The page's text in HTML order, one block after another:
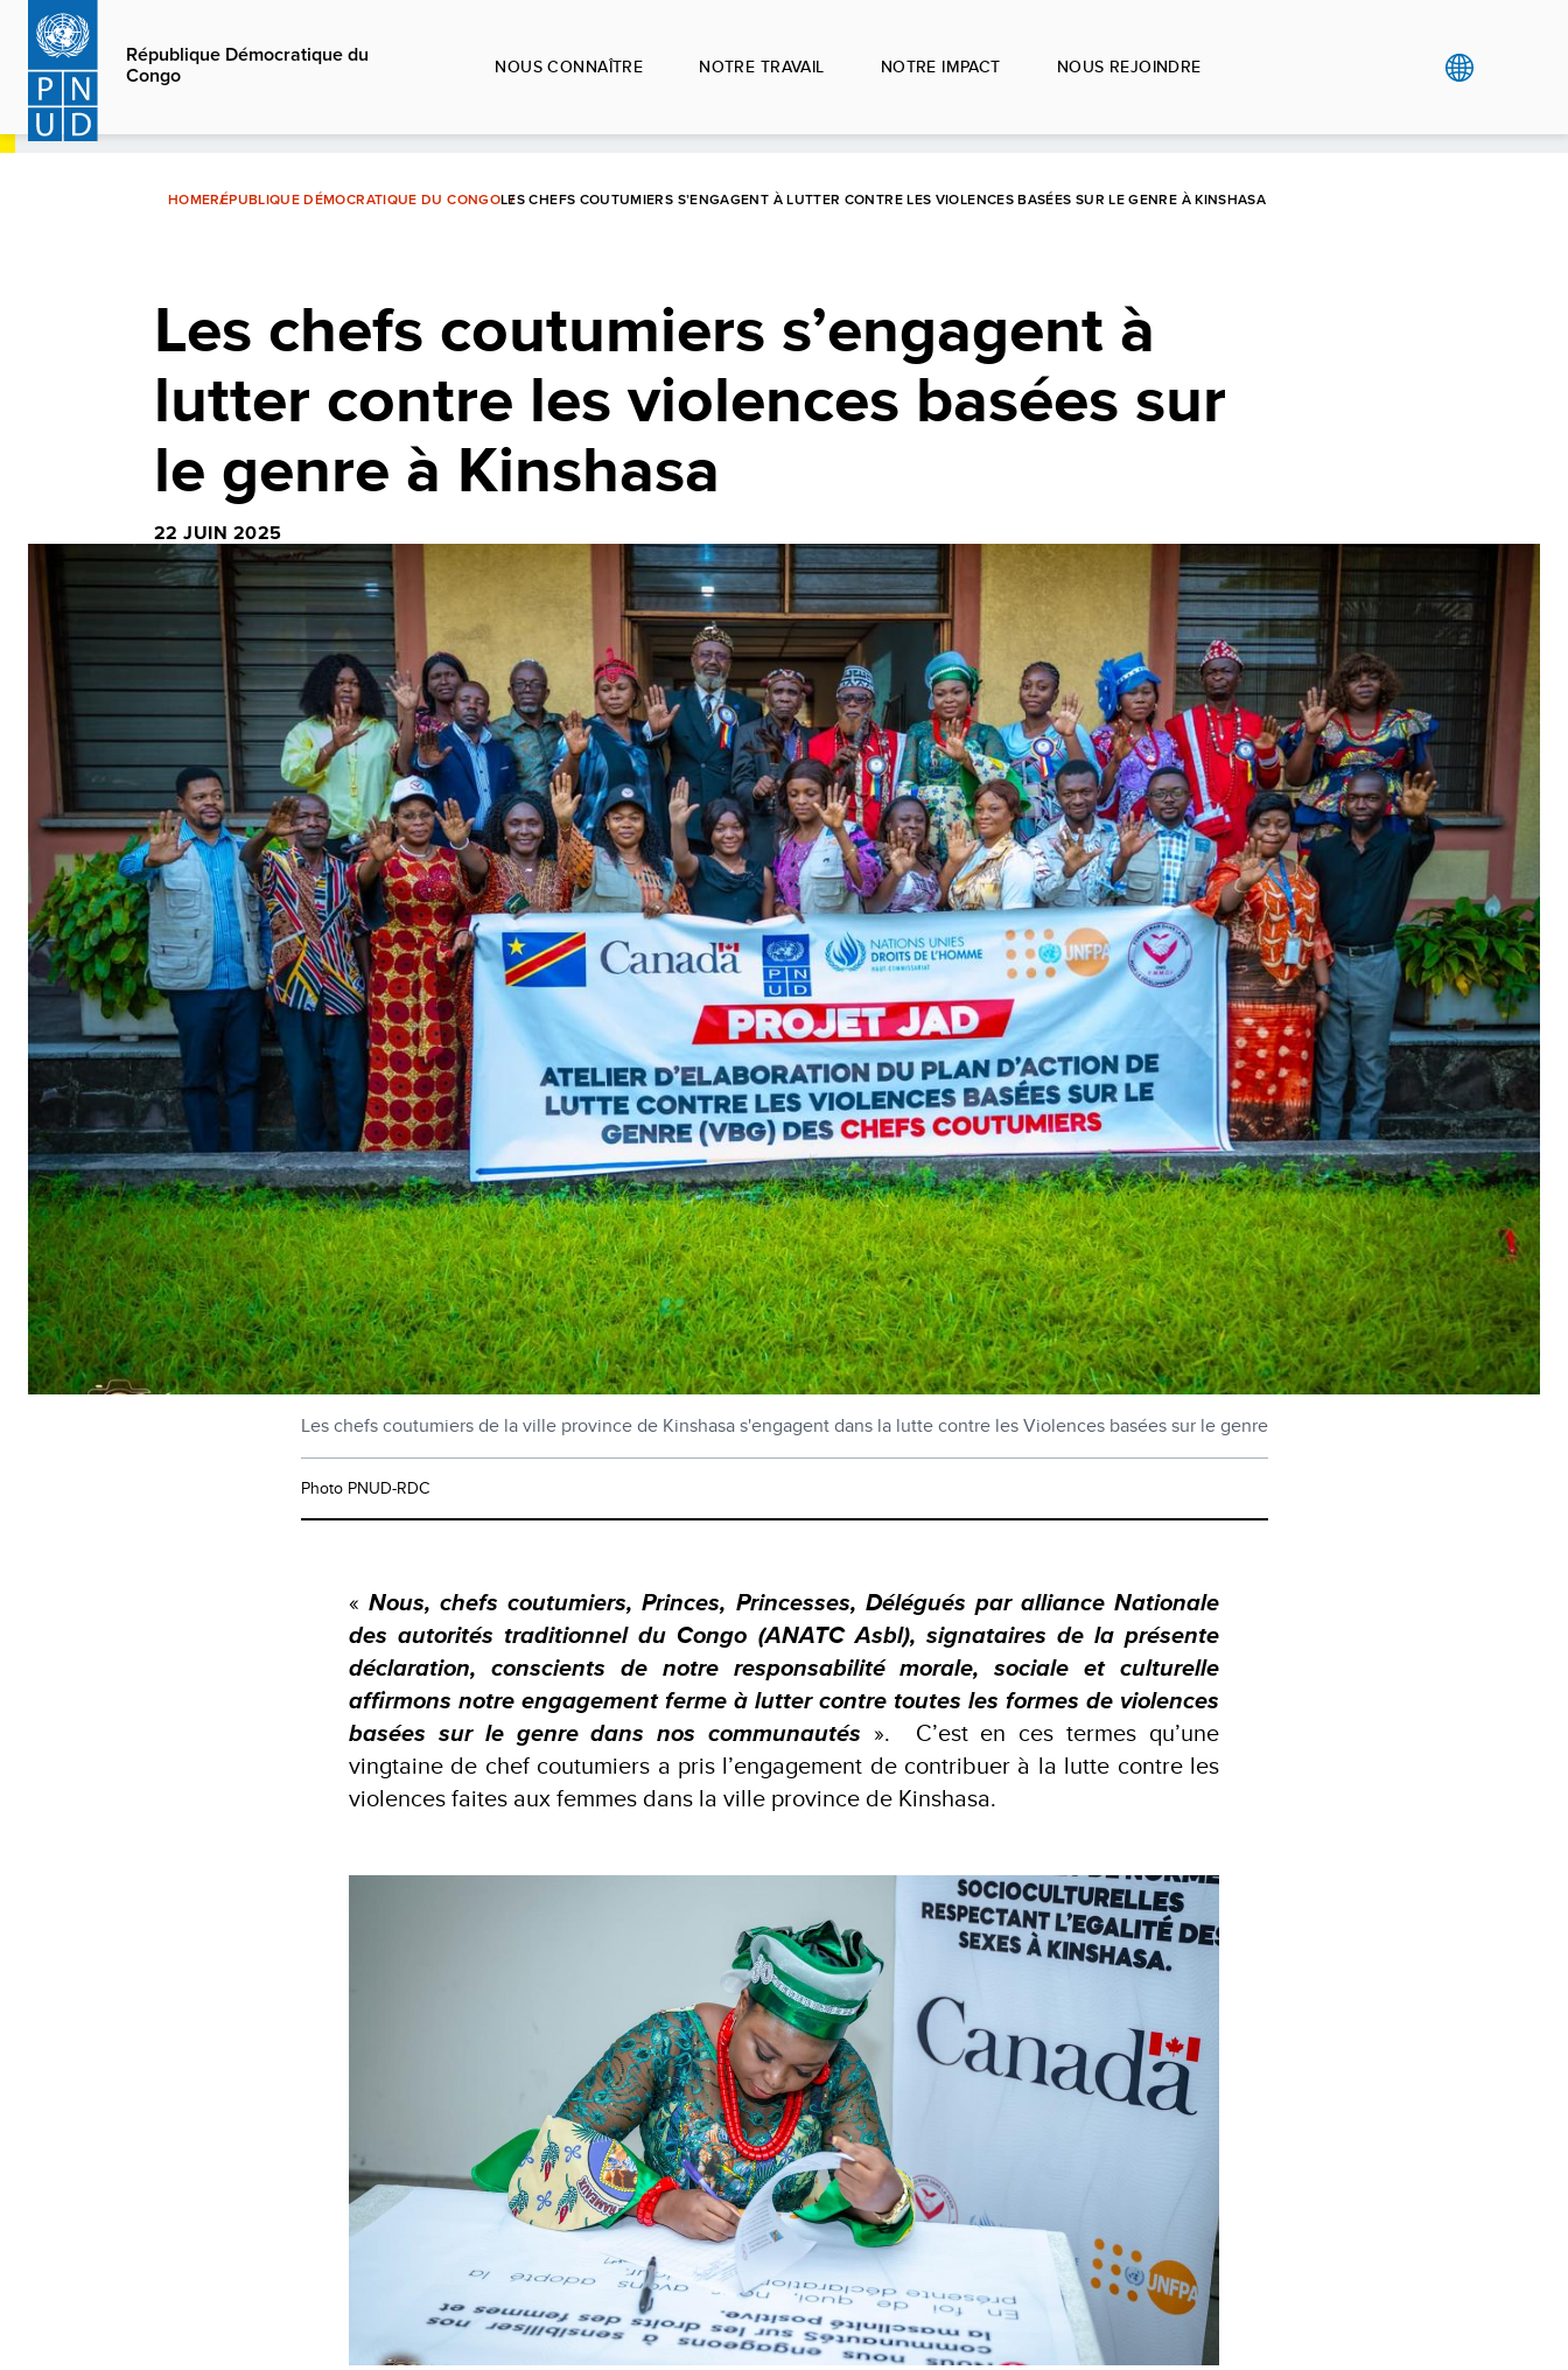
Aller
contenu
principal
République Démocratique du
Congo
NOUS CONNAÎTRE NOTRE TRAVAIL NOTRE IMPACT NOUS REJOINDRE
HOMERÉPUBLIQUE DÉMOCRATIQUE DU CONGOLES CHEFS COUTUMIERS S’ENGAGENT À LUTTER CONTRE LES VIOLENCES BASÉES SUR LE GENRE À KINSHASA
Les chefs coutumiers s’engagent à
lutter contre les violences basées sur
le genre à Kinshasa
22 JUIN 2025
Les chefs coutumiers de la ville province de Kinshasa s'engagent dans la lutte contre les Violences basées sur le genre
Photo PNUD-RDC
«Nous, chefs coutumiers, Princes, Princesses, Délégués par alliance Nationale
des autorités traditionnel du Congo (ANATC Asbl), signataires de la présente
déclaration, conscients de notre responsabilité morale, sociale et culturelle
affirmons notre engagement ferme à lutter contre toutes les formes de violences
basées sur le genre dans nos communautés ». C’est en ces termes qu’une
vingtaine de chef coutumiers a pris l’engagement de contribuer à la lutte contre les
violences faites aux femmes dans la ville province de Kinshasa.